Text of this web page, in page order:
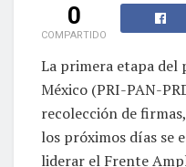
0
COMPARTIDO
La primera etapa del
México (PRI-PAN-
recolección de
los próximos días se
liderar el Frente